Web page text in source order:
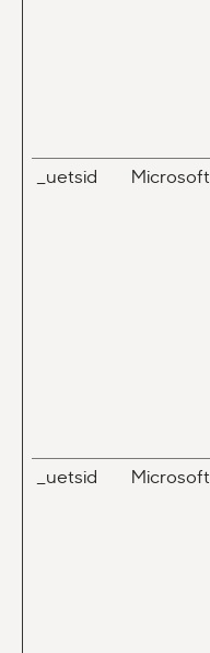
_uetsid Microsoft
_uetsid Microsoft